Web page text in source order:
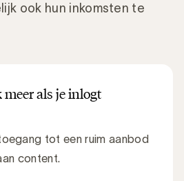
ook hun inkomsten te
als je inlogt
tot een ruim aanbod
content.